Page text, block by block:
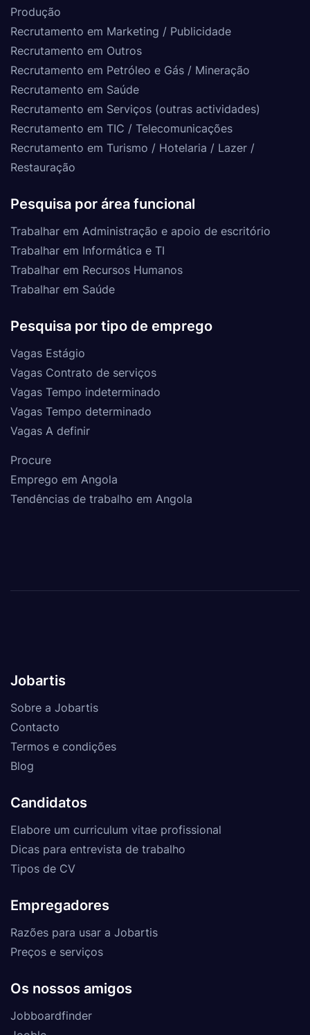
Produção
Recrutamento em Marketing / Publicidade
Recrutamento em Outros
Recrutamento em Petróleo e Gás / Mineração
Recrutamento em Saúde
Recrutamento em Serviços (outras actividades)
Recrutamento em TIC / Telecomunicações
Recrutamento em Turismo / Hotelaria / Lazer /
Restauração
Pesquisa por área funcional
Trabalhar em Administração e apoio de escritório
Trabalhar em Informática e TI
Trabalhar em Recursos Humanos
Trabalhar em Saúde
Pesquisa por tipo de emprego
Vagas Estágio
Vagas Contrato de serviços
Vagas Tempo indeterminado
Vagas Tempo determinado
Vagas A definir
Procure
Emprego em Angola
Tendências de trabalho em Angola
Jobartis
Sobre a Jobartis
Contacto
Termos e condições
Blog
Candidatos
Elabore um curriculum vitae profissional
Dicas para entrevista de trabalho
Tipos de CV
Empregadores
Razões para usar a Jobartis
Preços e serviços
Os nossos amigos
Jobboardfinder